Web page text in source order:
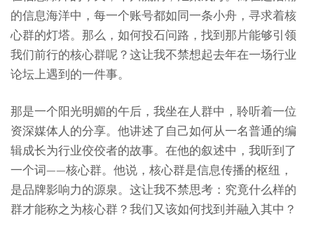
的信息海洋中，每一个账号都如同一条小舟，寻求着核
心群的灯塔。那么，如何投石问路，找到那片能够引领
我们前行的核心群呢？这让我不禁想起去年在一场行业
论坛上遇到的一件事。
那是一个阳光明媚的午后，我坐在人群中，聆听着一位
资深媒体人的分享。他讲述了自己如何从一名普通的编
辑成长为行业佼佼者的故事。在他的叙述中，我听到了
一个词——核心群。他说，核心群是信息传播的枢纽，
是品牌影响力的源泉。这让我不禁思考：究竟什么样的
群才能称之为核心群？我们又该如何找到并融入其中？